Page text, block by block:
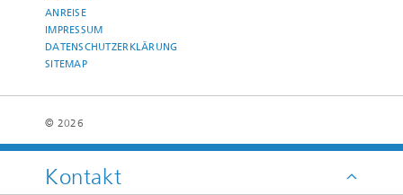
Kontakt
ANREISE
IMPRESSUM
DATENSCHUTZERKLÄRUNG
SITEMAP
© 2026